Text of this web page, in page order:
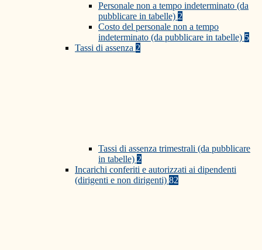
Personale non a tempo indeterminato (da
pubblicare in tabelle) 2
Costo del personale non a tempo
indeterminato (da pubblicare in tabelle) 5
Tassi di assenza 2
Tassi di assenza trimestrali (da pubblicare
in tabelle) 2
Incarichi conferiti e autorizzati ai dipendenti
(dirigenti e non dirigenti) 82